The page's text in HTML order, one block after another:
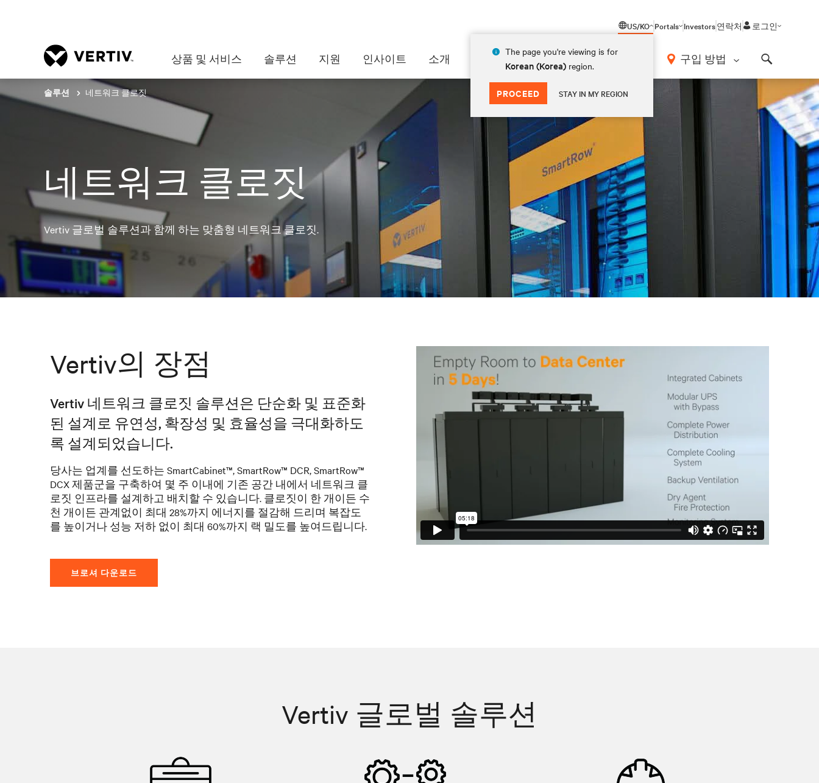
US/KO
The page you're viewing is for
Korean (Korea) region.
PROCEED STAY IN MY REGION
Portals Investors연락처 로그인
상품 및 서비스 솔루션 지원 인사이트 소개 구입 방법
솔루션 네트워크 클로짓
네트워크 클로짓
Vertiv 글로벌 솔루션과 함께 하는 맞춤형 네트워크 클로짓.
Vertiv의 장점
Vertiv 네트워크 클로짓 솔루션은 단순화 및 표준화
된 설계로 유연성, 확장성 및 효율성을 극대화하도
록 설계되었습니다.
당사는 업계를 선도하는 SmartCabinet™, SmartRow™ DCR, SmartRow™
DCX 제품군을 구축하여 몇 주 이내에 기존 공간 내에서 네트워크 클
로짓 인프라를 설계하고 배치할 수 있습니다. 클로짓이 한 개이든 수
천 개이든 관계없이 최대 28%까지 에너지를 절감해 드리며 복잡도
를 높이거나 성능 저하 없이 최대 60%까지 랙 밀도를 높여드립니다.
브로셔 다운로드
Vertiv 글로벌 솔루션